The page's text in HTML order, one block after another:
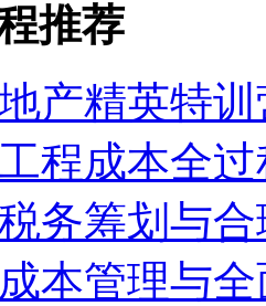
推荐
地产精英特
程成本全
务筹划与
本管理与